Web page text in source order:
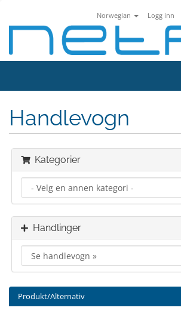
Norwegian Logg inn
Handlevogn
Kategorier
Handlinger
Produkt/Alternativ